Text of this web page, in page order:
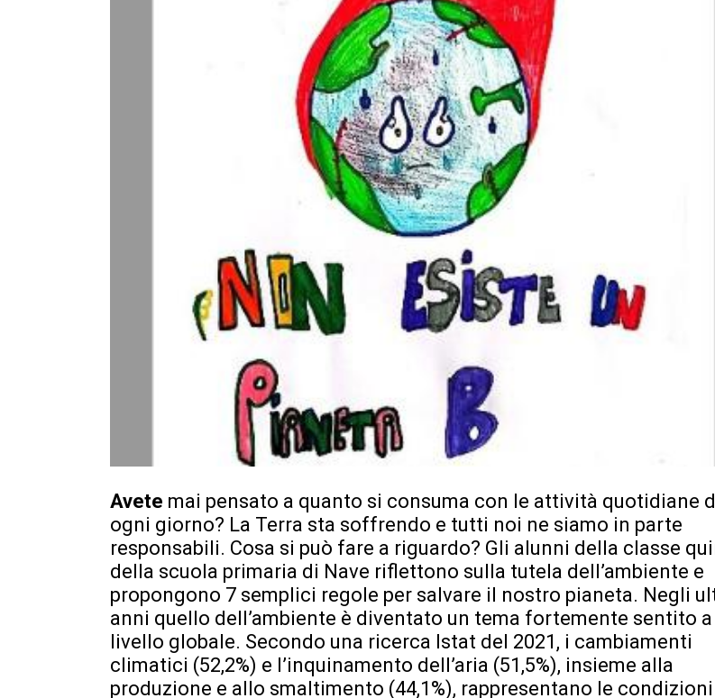
Avete mai pensato a quanto si consuma con le attività quotidiane
ogni giorno? La Terra sta soffrendo e tutti noi ne siamo in parte
responsabili. Cosa si può fare a riguardo? Gli alunni della classe
della scuola primaria di Nave riflettono sulla tutela dell’ambiente e
propongono 7 semplici regole per salvare il nostro pianeta. Negli
anni quello dell’ambiente è diventato un tema fortemente sentito a
livello globale. Secondo una ricerca Istat del 2021, i cambiamenti
climatici (52,2%) e l’inquinamento dell’aria (51,5%), insieme alla
produzione e allo smaltimento (44,1%), rappresentano le condizioni